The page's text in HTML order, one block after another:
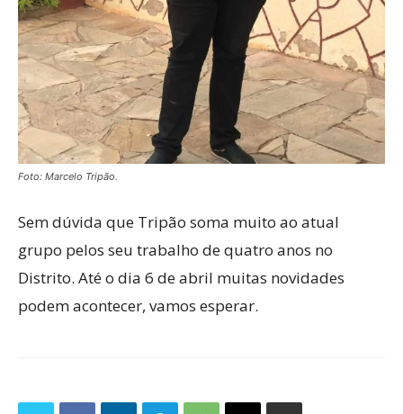
Foto: Marcelo Tripão.
Sem dúvida que Tripão soma muito ao atual
grupo pelos seu trabalho de quatro anos no
Distrito. Até o dia 6 de abril muitas novidades
podem acontecer, vamos esperar.